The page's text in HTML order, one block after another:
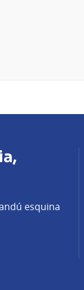
esquina